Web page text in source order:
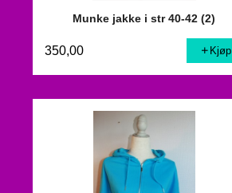
Munke jakke i str 40-42 (2)
350,00 Kjøp